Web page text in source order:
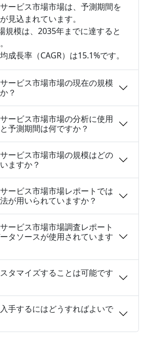
ービス市場市場は、予測期間を
見込まれています。
規模は、2035年までに達すると
成長率（CAGR）は15.1%です。
ービス市場市場の現在の規模
？
ービス市場市場の分析に使用
予測期間は何ですか？
ービス市場市場の規模はどの
ますか？
ービス市場市場レポートでは
が用いられていますか？
ービス市場市場調査レポート
タソースが使用されています
タマイズすることは可能です
手するにはどうすればよいで